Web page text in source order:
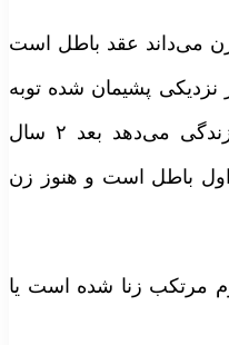
می‌داند عقد باطل است
پشیمان شده توبه
می‌کند و با شوهر دوم ادامه زندگی می‌دهد بعد ۲ سال
باطل است و هنوز زن
مرتکب زنا شده است یا